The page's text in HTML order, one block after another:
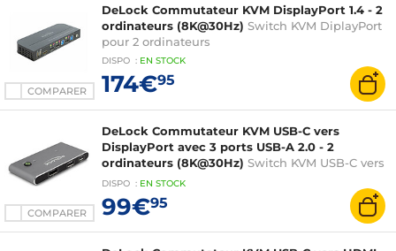
COMPARER
DeLock Commutateur KVM DisplayPort 1.4 - 2
ordinateurs (8K@30Hz) Switch KVM DiplayPort
pour 2 ordinateurs
DISPO : EN STOCK
174€95
COMPARER
DeLock Commutateur KVM USB-C vers
DisplayPort avec 3 ports USB-A 2.0 - 2
ordinateurs (8K@30Hz) Switch KVM USB-C vers
DisplayPort avec 3 ports USB-A 2.0 pour 2
ordinateurs
DISPO : EN STOCK
99€95